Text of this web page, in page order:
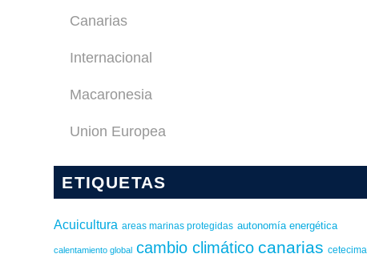
Canarias
Internacional
Macaronesia
Union Europea
ETIQUETAS
Acuicultura areas marinas protegidas autonomía energética
calentamiento global cambio climático canarias cetecima